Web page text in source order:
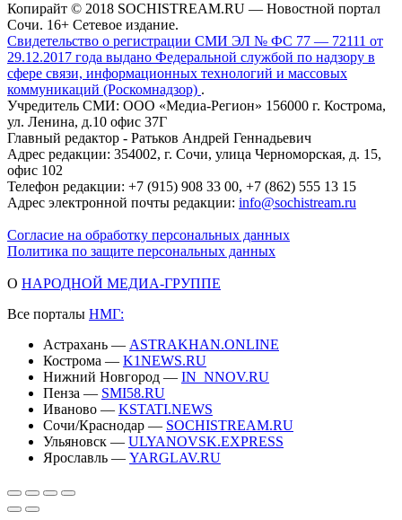
Копирайт © 2018 SOCHISTREAM.RU — Новостной портал
Сочи. 16+ Сетевое издание.
Свидетельство о регистрации СМИ ЭЛ № ФС 77 — 72111 от
29.12.2017 года выдано Федеральной службой по надзору в
сфере связи, информационных технологий и массовых
коммуникаций (Роскомнадзор) .
Учредитель СМИ: ООО «Медиа-Регион» 156000 г. Кострома,
ул. Ленина, д.10 офис 37Г
Главный редактор - Ратьков Андрей Геннадьевич
Адрес редакции: 354002, г. Сочи, улица Черноморская, д. 15,
офис 102
Телефон редакции: +7 (915) 908 33 00, +7 (862) 555 13 15
Адрес электронной почты редакции: info@sochistream.ru
Согласие на обработку персональных данных
Политика по защите персональных данных
О НАРОДНОЙ МЕДИА-ГРУППЕ
Все порталы НМГ:
Астрахань — ASTRAKHAN.ONLINE
Кострома — K1NEWS.RU
Нижний Новгород — IN_NNOV.RU
Пенза — SMI58.RU
Иваново — KSTATI.NEWS
Сочи/Краснодар — SOCHISTREAM.RU
Ульяновск — ULYANOVSK.EXPRESS
Ярославль — YARGLAV.RU